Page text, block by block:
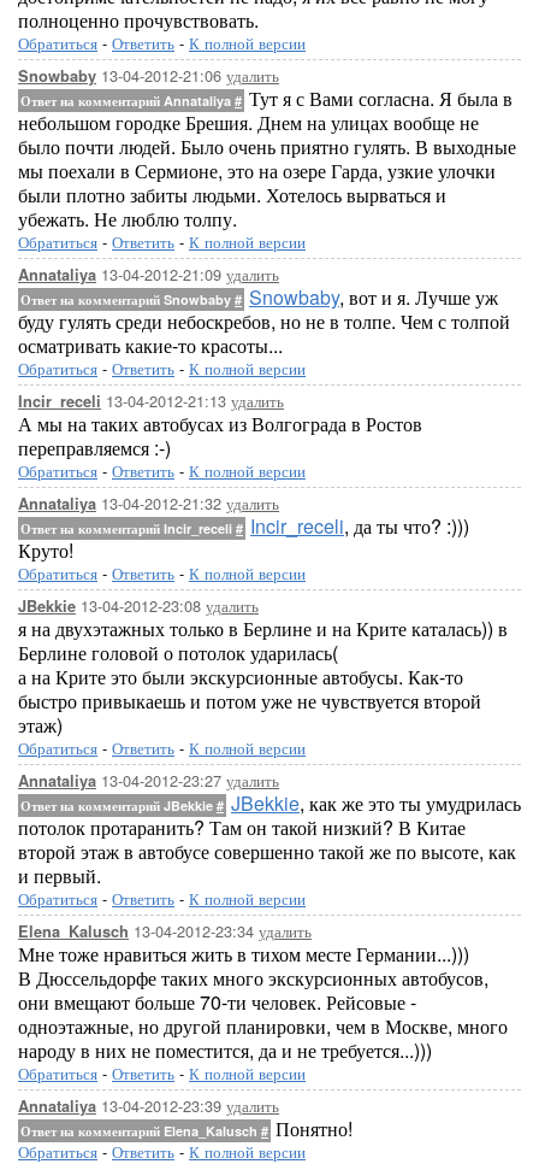
полноценно прочувствовать.
Обратиться - Ответить - К полной версии
Snowbaby 13-04-2012-21:06 удалить
Ответ на комментарий Annataliya # Тут я с Вами согласна. Я была в
небольшом городке Брешия. Днем на улицах вообще не
было почти людей. Было очень приятно гулять. В выходные
мы поехали в Сермионе, это на озере Гарда, узкие улочки
были плотно забиты людьми. Хотелось вырваться и
убежать. Не люблю толпу.
Обратиться - Ответить - К полной версии
Annataliya 13-04-2012-21:09 удалить
Ответ на комментарий Snowbaby # Snowbaby, вот и я. Лучше уж
буду гулять среди небоскребов, но не в толпе. Чем с толпой
осматривать какие-то красоты...
Обратиться - Ответить - К полной версии
Incir_receli 13-04-2012-21:13 удалить
А мы на таких автобусах из Волгограда в Ростов
переправляемся :-)
Обратиться - Ответить - К полной версии
Annataliya 13-04-2012-21:32 удалить
Ответ на комментарий Incir_receli # Incir_receli, да ты что? :)))
Круто!
Обратиться - Ответить - К полной версии
JBekkie 13-04-2012-23:08 удалить
я на двухэтажных только в Берлине и на Крите каталась)) в
Берлине головой о потолок ударилась(
а на Крите это были экскурсионные автобусы. Как-то
быстро привыкаешь и потом уже не чувствуется второй
этаж)
Обратиться - Ответить - К полной версии
Annataliya 13-04-2012-23:27 удалить
Ответ на комментарий JBekkie # JBekkie, как же это ты умудрилась
потолок протаранить? Там он такой низкий? В Китае
второй этаж в автобусе совершенно такой же по высоте, как
и первый.
Обратиться - Ответить - К полной версии
Elena_Kalusch 13-04-2012-23:34 удалить
Мне тоже нравиться жить в тихом месте Германии...)))
В Дюссельдорфе таких много экскурсионных автобусов,
они вмещают больше 70-ти человек. Рейсовые -
одноэтажные, но другой планировки, чем в Москве, много
народу в них не поместится, да и не требуется...)))
Обратиться - Ответить - К полной версии
Annataliya 13-04-2012-23:39 удалить
Ответ на комментарий Elena_Kalusch # Понятно!
Обратиться - Ответить - К полной версии